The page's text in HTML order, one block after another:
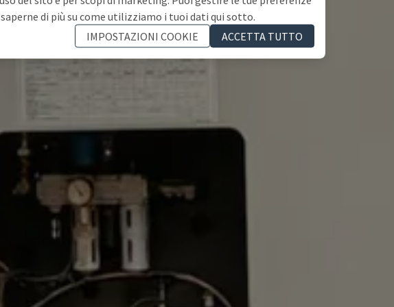
di più su come utilizziamo i tuoi dati qui sotto.
IMPOSTAZIONI COOKIE
ACCETTA TUTTO